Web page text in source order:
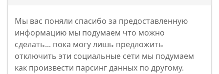
Мы вас поняли спасибо за предоставленную
информацию мы подумаем что можно
сделать... пока могу лишь предложить
отключить эти социальные сети мы подумаем
как произвести парсинг данных по другому.